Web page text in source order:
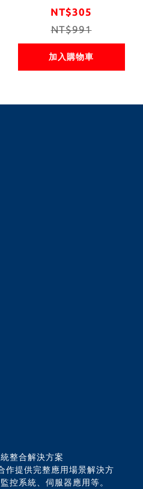
卡｜支援Wi-Fi 6
AX200藍牙功能｜
適用筆電與工業電
腦無線網卡升級
NT$305
NT$991
加入購物車
整合解決方案
提供完整應用場景解決方
控系統、伺服器應用等。